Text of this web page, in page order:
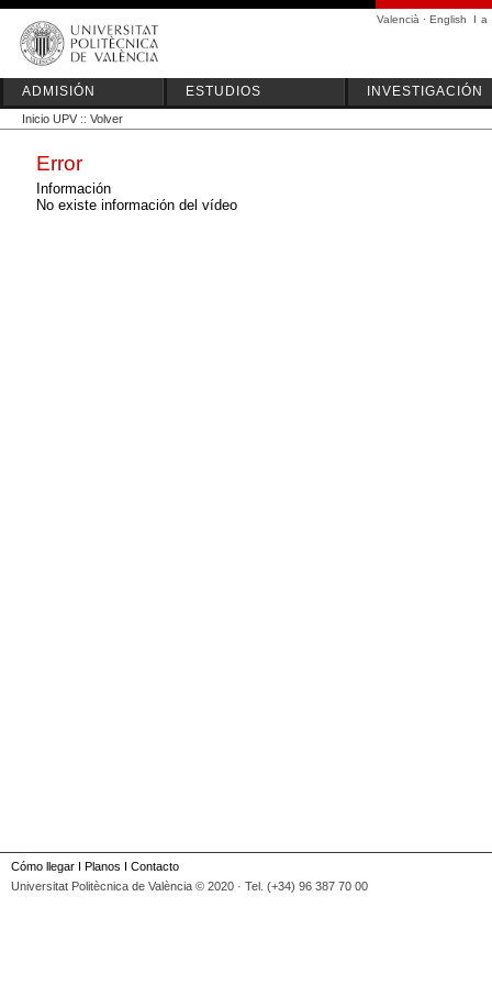
Valencià · English I a
ADMISIÓN ESTUDIOS INVESTIGACIÓN
Inicio UPV :: Volver
Error
Información
No existe información del vídeo
Cómo llegar I Planos I Contacto
Universitat Politècnica de València © 2020 · Tel. (+34) 96 387 70 00